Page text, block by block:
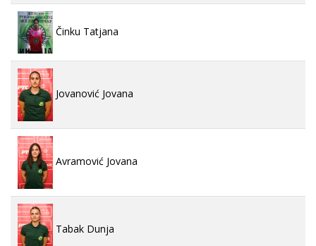
Činku Tatjana
Jovanović Jovana
Avramović Jovana
Tabak Dunja